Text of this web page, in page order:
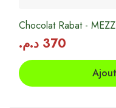
Chocolat Rabat -
370 د.م.